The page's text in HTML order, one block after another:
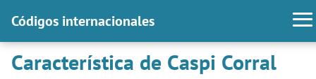
Códigos internacionales
Característica de Caspi Corral